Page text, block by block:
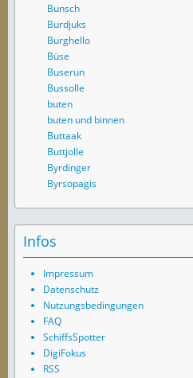
Bunsch
Burdjuks
Burghello
Büse
Buserun
Bussolle
buten
buten und binnen
Buttaak
Buttjolle
Byrdinger
Byrsopagis
Infos
Impressum
Datenschutz
Nutzungsbedingungen
FAQ
SchiffsSpotter
DigiFokus
RSS